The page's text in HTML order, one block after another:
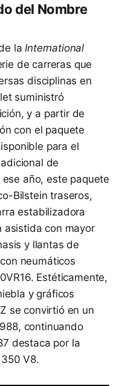
del Nombre
la International
de carreras que
disciplinas en
suministró
y a partir de
con el paquete
para el
de
año, este paquete
Bilstein traseros,
estabilizadora
asistida con mayor
y llantas de
neumáticos
Estéticamente,
y gráficos
se convirtió en un
continuando
destaca por la
V8.